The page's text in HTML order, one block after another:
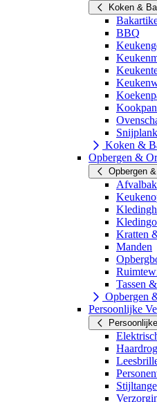
Koken &
BBQ
Koken &
Opbergen &
Opbergen
Kratten
Manden
Tassen
Opbergen
Persoonlijke